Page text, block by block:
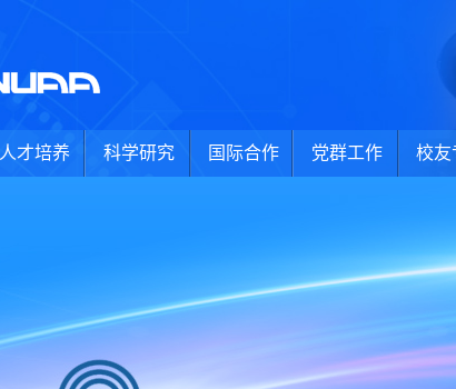
人才培养 科学研究 国际合作 党群工作 校友